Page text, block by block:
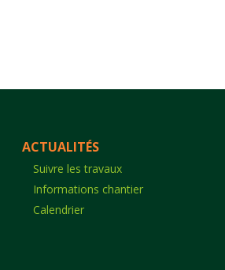
ACTUALITÉS
Suivre les travaux
Informations chantier
Calendrier